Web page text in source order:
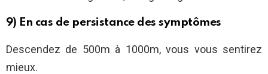
9) En cas de persistance des symptômes
Descendez de 500m à 1000m, vous vous sentirez
mieux.